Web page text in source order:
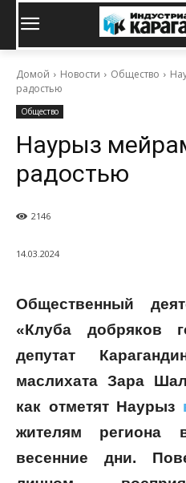
Домой Новости Общество
радостью
Общество
Наурыз
радостью
2146
14.03.2024
Общественный
«Клуба добряков
депутат
маслихата Зара
как отметят Наурыз
жителям региона
весенние дни.